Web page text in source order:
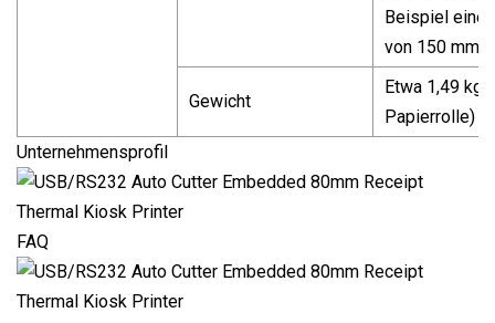
Beispiel eine
von 150 mm).
Gewicht
Etwa 1,49 kg
Papierrolle)
Unternehmensprofil
FAQ